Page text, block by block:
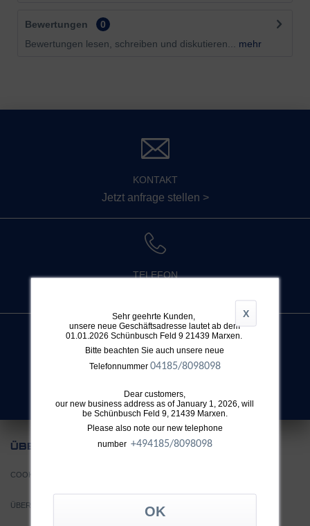
Bewertungen
0
Bewertungen lesen, schreiben und diskutieren...
mehr
X
Sehr geehrte Kunden,
unsere neue Geschäftsadresse lautet ab dem
01.01.2026 Schünbusch Feld 9 21439 Marxen.
Bitte beachten Sie auch unsere neue
Telefonnummer 04185/8098098
Dear customers,
our new business address as of January 1, 2026, will
be Schünbusch Feld 9, 21439 Marxen.
Please also note our new telephone
number +494185/8098098
KONTAKT
Jetzt anfrage stellen >
TELEFON
SUCHE
ÜBER
COOKIE EINSTELLUNGEN
ÜBER TTH